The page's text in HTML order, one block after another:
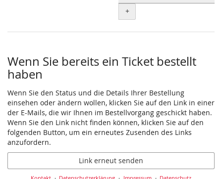
+
Wenn Sie bereits ein Ticket bestellt
haben
Wenn Sie den Status und die Details Ihrer Bestellung
einsehen oder ändern wollen, klicken Sie auf den Link in einer
der E-Mails, die wir Ihnen im Bestellvorgang geschickt haben.
Wenn Sie den Link nicht finden können, klicken Sie auf den
folgenden Button, um ein erneutes Zusenden des Links
anzufordern.
Link erneut senden